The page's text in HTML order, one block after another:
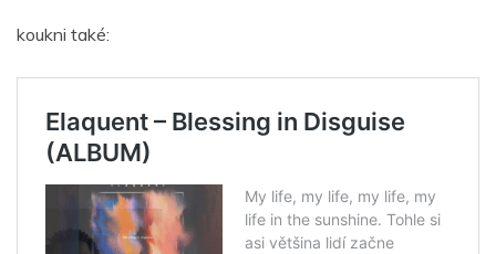
koukni také: